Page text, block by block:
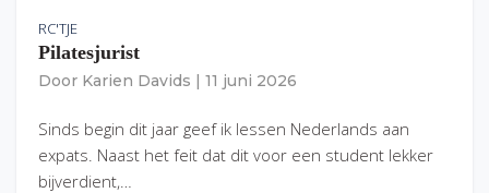
RC'TJE
Pilatesjurist
Door Karien Davids 11 juni 2026
Sinds begin dit jaar geef ik lessen Nederlands aan
expats. Naast het feit dat dit voor een student lekker
bijverdient,…